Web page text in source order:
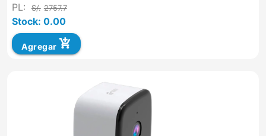
PL:
S/. 2757.7
Stock: 0.00
Agregar add_shopping_cart